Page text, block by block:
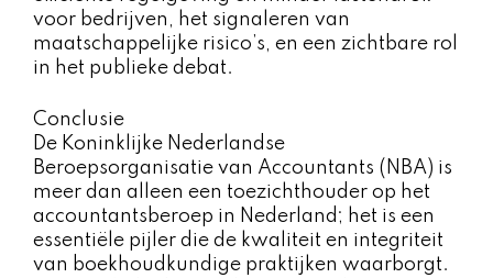
voor bedrijven, het signaleren van
maatschappelijke risico’s, en een zichtbare rol
in het publieke debat.
Conclusie
De Koninklijke Nederlandse
Beroepsorganisatie van Accountants (NBA) is
meer dan alleen een toezichthouder op het
accountantsberoep in Nederland; het is een
essentiële pijler die de kwaliteit en integriteit
van boekhoudkundige praktijken waarborgt.